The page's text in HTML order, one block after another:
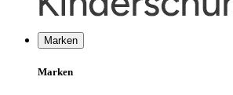
Marken
Marken